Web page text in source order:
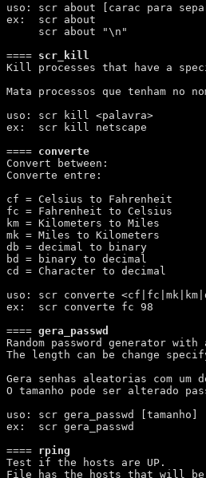
uso: scr about [carac para
ex:  scr about
     scr about "\n"
==== scr_kill
Kill processes that have a
Mata processos que tenham no
uso: scr kill <palavra>
ex:  scr kill netscape
==== converte
Convert between:
Converte entre:
cf = Celsius to Fahrenheit
fc = Fahrenheit to Celsius
km = Kilometers to Miles
mk = Miles to Kilometers
db = decimal to binary
bd = binary to decimal
cd = Character to decimal
uso: scr converte
ex:  scr converte fc 98
==== gera_passwd
Random password generator
The length can be change
Gera senhas aleatorias com um
O tamanho pode ser alterado
uso: scr gera_passwd [tamanho]
ex:  scr gera_passwd
==== rping
Test if the hosts are UP.
File has the hosts that will